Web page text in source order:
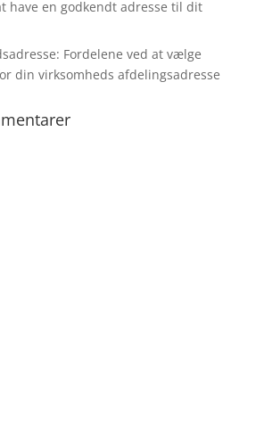
have en godkendt adresse til dit
Fordelene ved at vælge
din virksomheds afdelingsadresse